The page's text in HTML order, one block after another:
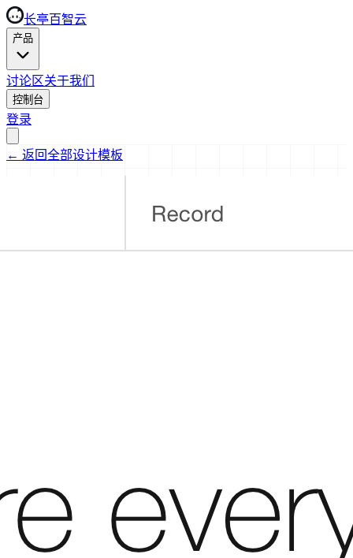
长亭百智云
产品
讨论区关于我们
控制台
登录
← 返回全部设计模板